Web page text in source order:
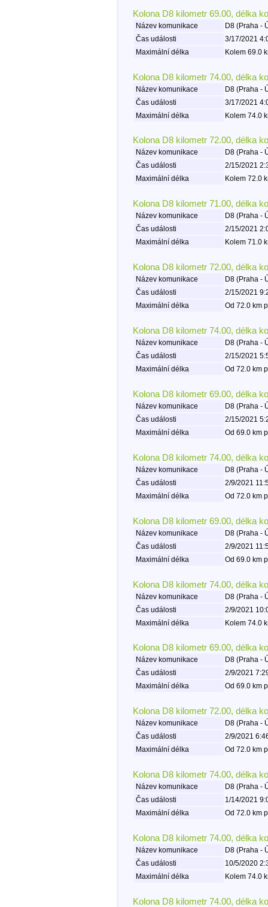
Kolona D8 kilometr 69.00, délka
Název komunikace
D8 (Praha -
Čas události
3/17/2021
Maximální délka
Kolem 69.0
Kolona D8 kilometr 74.00, délka
Název komunikace
D8 (Praha -
Čas události
3/17/2021
Maximální délka
Kolem 74.0
Kolona D8 kilometr 72.00, délka
Název komunikace
D8 (Praha -
Čas události
2/15/2021
Maximální délka
Kolem 72.0
Kolona D8 kilometr 71.00, délka
Název komunikace
D8 (Praha -
Čas události
2/15/2021
Maximální délka
Kolem 71.0
Kolona D8 kilometr 72.00, délka
Název komunikace
D8 (Praha -
Čas události
2/15/2021
Maximální délka
Od 72.0 km
Kolona D8 kilometr 74.00, délka
Název komunikace
D8 (Praha -
Čas události
2/15/2021
Maximální délka
Od 72.0 km
Kolona D8 kilometr 69.00, délka
Název komunikace
D8 (Praha -
Čas události
2/15/2021
Maximální délka
Od 69.0 km
Kolona D8 kilometr 74.00, délka
Název komunikace
D8 (Praha -
Čas události
2/9/2021
Maximální délka
Od 72.0 km
Kolona D8 kilometr 69.00, délka
Název komunikace
D8 (Praha -
Čas události
2/9/2021
Maximální délka
Od 69.0 km
Kolona D8 kilometr 74.00, délka
Název komunikace
D8 (Praha -
Čas události
2/9/2021
Maximální délka
Kolem 74.0
Kolona D8 kilometr 69.00, délka
Název komunikace
D8 (Praha -
Čas události
2/9/2021
Maximální délka
Od 69.0 km
Kolona D8 kilometr 72.00, délka
Název komunikace
D8 (Praha -
Čas události
2/9/2021
Maximální délka
Od 72.0 km
Kolona D8 kilometr 74.00, délka
Název komunikace
D8 (Praha -
Čas události
1/14/2021
Maximální délka
Od 72.0 km
Kolona D8 kilometr 74.00, délka
Název komunikace
D8 (Praha -
Čas události
10/5/2020
Maximální délka
Kolem 74.0
Kolona D8 kilometr 74.00, délka